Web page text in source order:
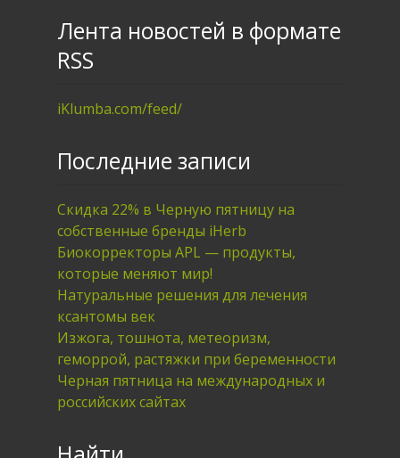
Лента новостей в формате
RSS
iKlumba.com/feed/
Последние записи
Скидка 22% в Черную пятницу на
собственные бренды iHerb
Биокорректоры APL — продукты,
которые меняют мир!
Натуральные решения для лечения
ксантомы век
Изжога, тошнота, метеоризм,
геморрой, растяжки при беременности
Черная пятница на международных и
российских сайтах